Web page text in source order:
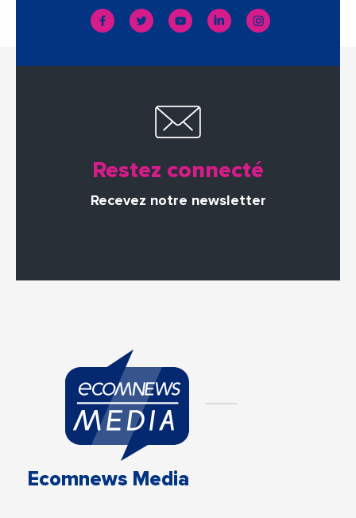
Restez connecté
Recevez notre newsletter
Ecomnews Media